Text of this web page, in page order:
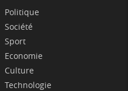
Politique
Société
Sport
Economie
Culture
Technologie